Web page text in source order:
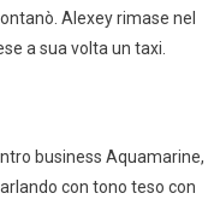
Alexey rimase nel
a sua volta un taxi.
business Aquamarine,
con tono teso con